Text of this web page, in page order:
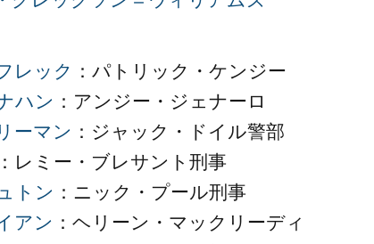
レック ：パトリック・ケンジー
ハン ：アンジー・ジェナーロ
ーマン ：ジャック・ドイル警部
：レミー・ブレサント刑事
トン ：ニック・プール刑事
アン ：ヘリーン・マックリーディ